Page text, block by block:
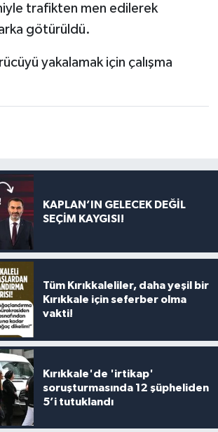
trafikten men edilerek
götürüldü.
yakalamak için çalışma
KAPLAN’IN GELECEK DEĞİL
SEÇİM KAYGISI!
Tüm Kırıkkaleliler, daha yeşil bir
Kırıkkale için seferber olma
vakti!
Kırıkkale'de 'irtikap'
soruşturmasında 12 şüpheliden
5’i tutuklandı